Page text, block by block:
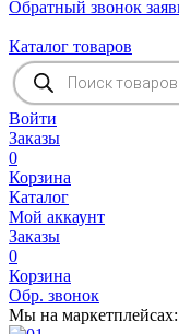
Обратный звонок
Каталог товаров
Поиск
товаров
Войти
Заказы
0
Корзина
Каталог
Мой аккаунт
Заказы
0
Корзина
Обр. звонок
Мы на маркетплейсах: